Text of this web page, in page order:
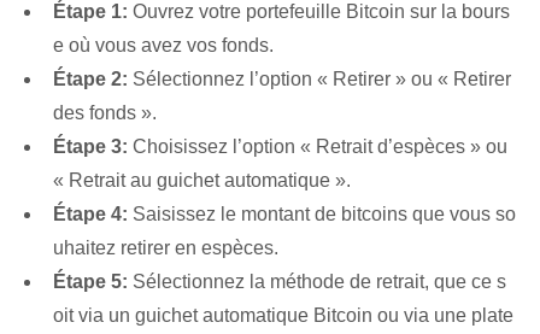
Étape 1: ⁢Ouvrez votre portefeuille Bitcoin sur la bours
e⁣ où vous avez vos fonds.
Étape 2: Sélectionnez l’option « Retirer » ou « Retirer‍
des fonds ».
Étape 3: Choisissez l’option « Retrait d’espèces » ou
« Retrait au guichet automatique ».
Étape 4: ​Saisissez le montant de ‌bitcoins que vous so
uhaitez retirer en espèces.
Étape 5: Sélectionnez la méthode de retrait, que ce s
oit via un guichet automatique Bitcoin ou via une plate